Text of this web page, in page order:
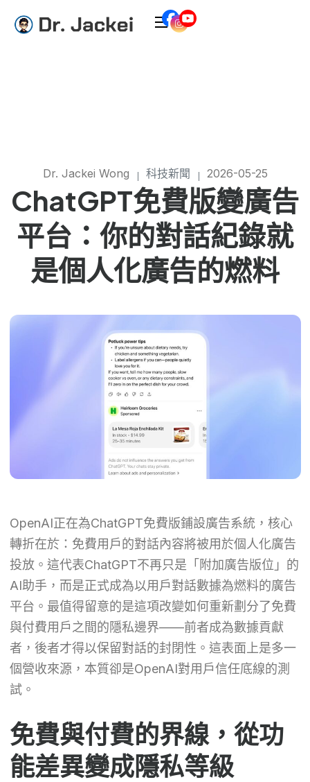
Dr. Jackei Wong 科技新聞 2026-05-25
ChatGPT免費版變廣告
平台：你的對話紀錄就
是個人化廣告的燃料
OpenAI正在為ChatGPT免費版鋪設廣告系統，核心
轉折在於：免費用戶的對話內容將被用於個人化廣告
投放。這代表ChatGPT不再只是「附加廣告版位」的
AI助手，而是正式成為以用戶對話數據為燃料的廣告
平台。最值得留意的是這項改變如何重新劃分了免費
與付費用戶之間的隱私邊界——前者成為數據貢獻
者，後者才得以保留對話的封閉性。這表面上是多一
個營收來源，本質卻是OpenAI對用戶信任底線的測
試。
免費與付費的界線，從功
能差異變成隱私等級